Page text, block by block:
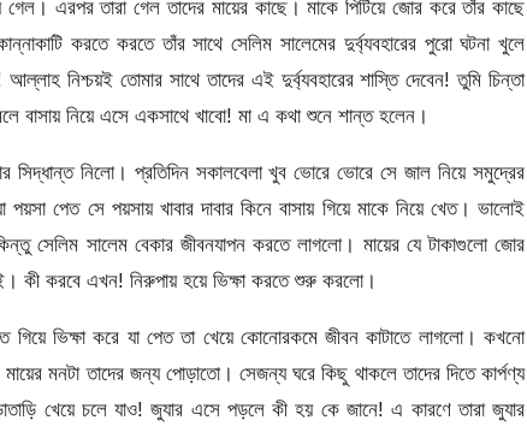
এরপর তারা গেল তাদের মায়ের কাছে। মাকে পিটিয়ে জোর করে তাঁর কাছে
করতে করতে তাঁর সাথে সেলিম সালেমের দুর্ব্যবহারের পুরো ঘটনা খুলে
নিশ্চয়ই তোমার সাথে তাদের এই দুর্ব্যবহারের শাস্তি দেবেন! তুমি চিন্তা
বাসায় নিয়ে এসে একসাথে খাবো! মা এ কথা শুনে শান্ত হলেন।
সিদ্ধান্ত নিলো। প্রতিদিন সকালবেলা খুব ভোরে ভোরে সে জাল নিয়ে সমুদ্রের
পেত সে পয়সায় খাবার দাবার কিনে বাসায় গিয়ে মাকে নিয়ে খেত। ভালোই
সেলিম সালেম বেকার জীবনযাপন করতে লাগলো। মায়ের যে টাকাগুলো জোর
কী করবে এখন! নিরুপায় হয়ে ভিক্ষা করতে শুরু করলো।
গিয়ে ভিক্ষা করে যা পেত তা খেয়ে কোনোরকমে জীবন কাটাতে লাগলো। কখনো
মনটা তাদের জন্য পোড়াতো। সেজন্য ঘরে কিছু থাকলে তাদের দিতে কার্পণ্য
খেয়ে চলে যাও! জুযার এসে পড়লে কী হয় কে জানে! এ কারণে তারা জুযার